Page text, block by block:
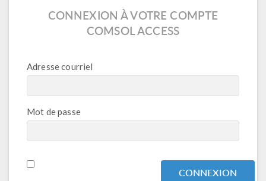
CONNEXION À VOTRE COMPTE
COMSOL ACCESS
Adresse courriel
Mot de passe